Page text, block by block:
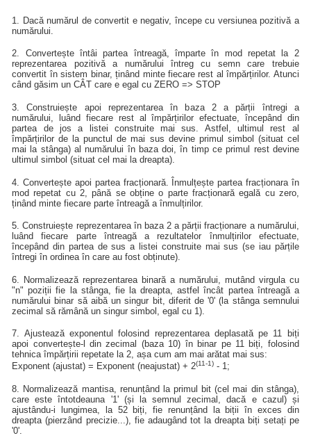
1. Dacă numărul de convertit e negativ, începe cu versiunea pozitivă a
numărului.
2. Convertește întâi partea întreagă, împarte în mod repetat la 2
reprezentarea pozitivă a numărului întreg cu semn care trebuie
convertit în sistem binar, ținând minte fiecare rest al împărțirilor. Atunci
când găsim un CÂT care e egal cu ZERO => STOP
3. Construiește apoi reprezentarea în baza 2 a părții întregi a
numărului, luând fiecare rest al împărțirilor efectuate, începând din
partea de jos a listei construite mai sus. Astfel, ultimul rest al
împărțirilor de la punctul de mai sus devine primul simbol (situat cel
mai la stânga) al numărului în baza doi, în timp ce primul rest devine
ultimul simbol (situat cel mai la dreapta).
4. Convertește apoi partea fracționară. Înmulțește partea fracționara în
mod repetat cu 2, până se obține o parte fracționară egală cu zero,
ținând minte fiecare parte întreagă a înmulțirilor.
5. Construiește reprezentarea în baza 2 a părții fracționare a numărului,
luând fiecare parte întreagă a rezultatelor înmulțirilor efectuate,
începând din partea de sus a listei construite mai sus (se iau părțile
întregi în ordinea în care au fost obținute).
6. Normalizează reprezentarea binară a numărului, mutând virgula cu
"n" poziții fie la stânga, fie la dreapta, astfel încât partea întreagă a
numărului binar să aibă un singur bit, diferit de '0' (la stânga semnului
zecimal să rămână un singur simbol, egal cu 1).
7. Ajustează exponentul folosind reprezentarea deplasată pe 11 biți
apoi convertește-l din zecimal (baza 10) în binar pe 11 biți, folosind
tehnica împărțirii repetate la 2, așa cum am mai arătat mai sus:
Exponent (ajustat) = Exponent (neajustat) + 2(11-1) - 1;
8. Normalizează mantisa, renunțând la primul bit (cel mai din stânga),
care este întotdeauna '1' (și la semnul zecimal, dacă e cazul) și
ajustându-i lungimea, la 52 biți, fie renunțând la biții în exces din
dreapta (pierzând precizie...), fie adaugând tot la dreapta biți setați pe
'0'.